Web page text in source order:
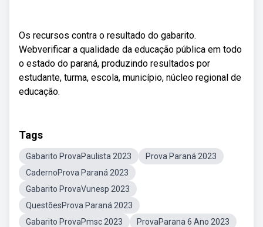
Os recursos contra o resultado do gabarito.
Webverificar a qualidade da educação pública em todo
o estado do paraná, produzindo resultados por
estudante, turma, escola, município, núcleo regional de
educação.
Tags
Gabarito ProvaPaulista 2023
Prova Paraná 2023
CadernoProva Paraná 2023
Gabarito ProvaVunesp 2023
QuestõesProva Paraná 2023
Gabarito ProvaPmsc 2023
ProvaParana 6 Ano 2023